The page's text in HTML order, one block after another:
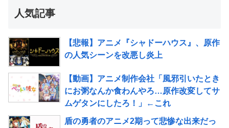
人気記事
【悲報】アニメ『シャドーハウス』、原作
の人気シーンを改悪し炎上
【動画】アニメ制作会社「風邪引いたとき
にお粥なんか食わんやろ…原作改変してサ
ムゲタンにしたろ！」←これ
盾の勇者のアニメ2期って悲惨な出来だっ